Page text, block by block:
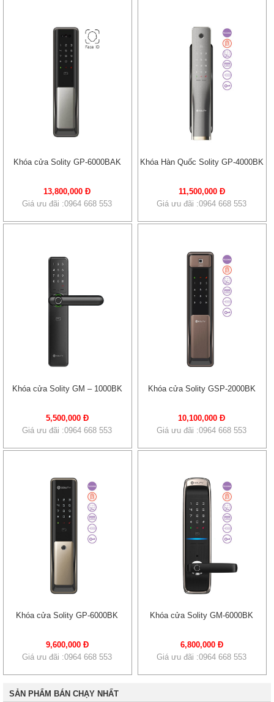
Khóa cửa Solity GP-6000BAK
13,800,000 Đ
Giá ưu đãi :0964 668 553
Khóa Hàn Quốc Solity GP-4000BK
11,500,000 Đ
Giá ưu đãi :0964 668 553
Khóa cửa Solity GM – 1000BK
5,500,000 Đ
Giá ưu đãi :0964 668 553
Khóa cửa Solity GSP-2000BK
10,100,000 Đ
Giá ưu đãi :0964 668 553
Khóa cửa Solity GP-6000BK
9,600,000 Đ
Giá ưu đãi :0964 668 553
Khóa cửa Solity GM-6000BK
6,800,000 Đ
Giá ưu đãi :0964 668 553
SẢN PHẨM BÁN CHẠY NHẤT